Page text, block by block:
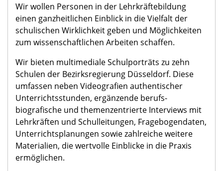
Wir wollen Personen in der Lehrkräftebildung
einen ganzheitlichen Einblick in die Vielfalt der
schulischen Wirklichkeit geben und Möglichkeiten
zum wissenschaftlichen Arbeiten schaffen.
Wir bieten multimediale Schulporträts zu zehn
Schulen der Bezirksregierung Düsseldorf. Diese
umfassen neben Videografien authentischer
Unterrichtsstunden, ergänzende berufs-
biografische und themenzentrierte Interviews mit
Lehrkräften und Schulleitungen, Fragebogendaten,
Unterrichtsplanungen sowie zahlreiche weitere
Materialien, die wertvolle Einblicke in die Praxis
ermöglichen.